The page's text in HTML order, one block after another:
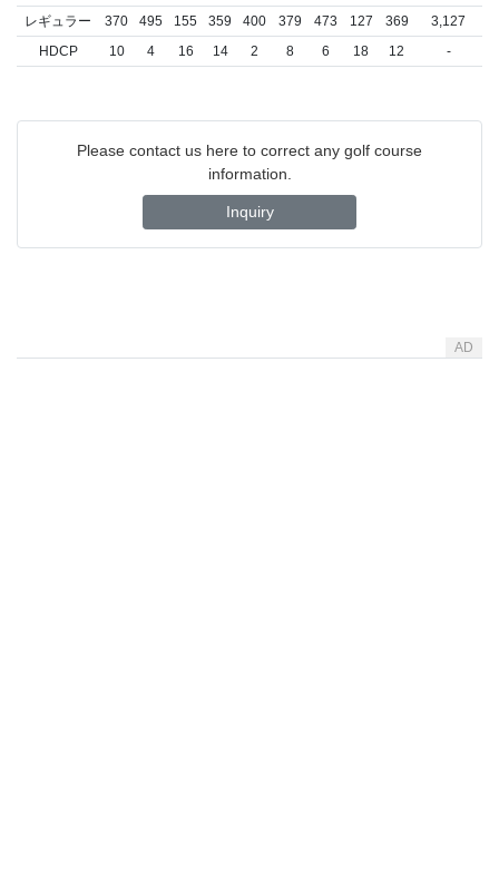
レギュラー
370 495 155 359 400 379 473 127 369
3,127
HDCP
10 4 16 14 2 8 6 18 12 -
Please contact us here to correct any golf course
information.
Inquiry
AD